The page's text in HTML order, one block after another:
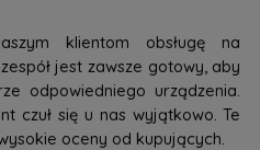
klientom obsługę na
jest zawsze gotowy, aby
odpowiedniego urządzenia.
czuł się u nas wyjątkowo. Te
oceny od kupujących.